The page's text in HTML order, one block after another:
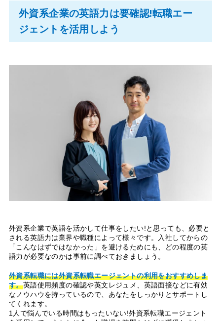
外資系企業の英語力は要確認!転職エー
ジェントを活用しよう
外資系企業で英語を活かして仕事をしたい!と思っても、必要と
される英語力は業界や職種によって様々です。入社してからの
「こんなはずではなかった」を避けるためにも、どの程度の英
語力が必要なのかは事前に調べておきましょう。
外資系転職には外資系転職エージェントの利用をおすすめしま
す。英語使用頻度の確認や英文レジュメ、英語面接などに有効
なノウハウを持っているので、あなたをしっかりとサポートし
てくれます。
1人で悩んでいる時間はもったいない!外資系転職エージェント